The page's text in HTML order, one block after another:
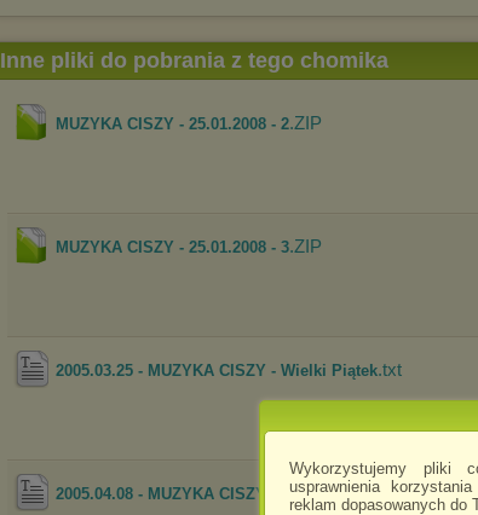
Wykorzystujemy pliki
usprawnienia
reklam dopasowanych do
Inne pliki do pobrania z tego chomika
MUZYKA CISZY - 25.01.2008 - 2.ZIP
MUZYKA CISZY - 25.01.2008 - 3.ZIP
2005.03.25 - MUZYKA CISZY - Wielki Piątek.txt
2005.04.08 - MUZYKA CISZY .txt